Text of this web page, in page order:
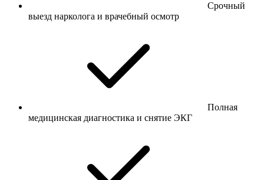
Срочный
выезд нарколога и врачебный осмотр
Полная
медицинская диагностика и снятие ЭКГ